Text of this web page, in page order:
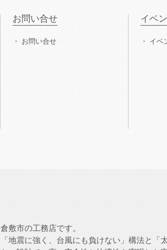
お問い合せ
お問い合せ
イベ
イベ
倉敷市の工務店です。
「地震に強く、台風にも負けない」構法と「